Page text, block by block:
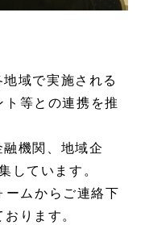
域で実施される
等との連携を推
機関、地域企
しています。
ームからご連絡下
ります。